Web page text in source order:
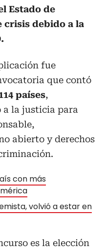
Estado de
crisis debido a la
fue
que contó
países,
a la justicia para
abierto y derechos
con más
volvió a estar en
es la elección